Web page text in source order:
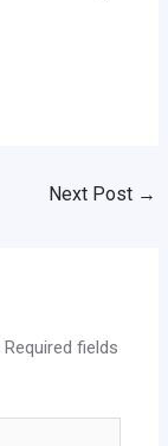
Next Post →
Required fields